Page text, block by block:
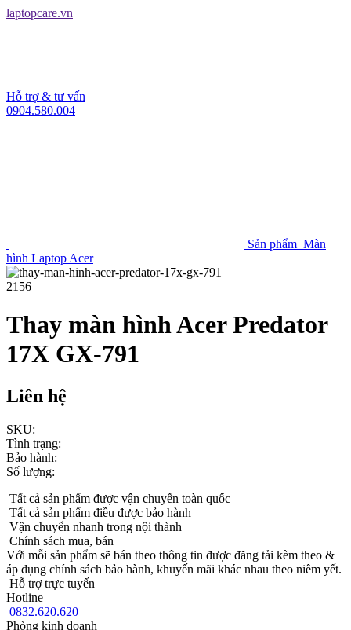
laptopcare.vn
Hỗ trợ & tư vấn
0904.580.004
Sản phẩm Màn
hình Laptop Acer
2156
Thay màn hình Acer Predator
17X GX-791
Liên hệ
SKU:
Tình trạng:
Bảo hành:
Số lượng:
Tất cả sản phẩm được vận chuyển toàn quốc
Tất cả sản phẩm điều được bảo hành
Vận chuyển nhanh trong nội thành
Chính sách mua, bán
Với mỗi sản phẩm sẽ bán theo thông tin được đăng tải kèm theo &
áp dụng chính sách bảo hành, khuyến mãi khác nhau theo niêm yết.
Hỗ trợ trực tuyến
Hotline
0832.620.620
Phòng kinh doanh